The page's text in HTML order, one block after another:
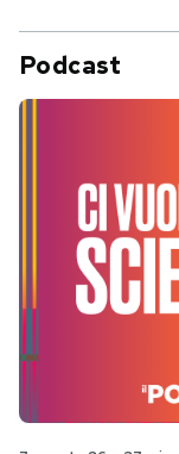
Podcast